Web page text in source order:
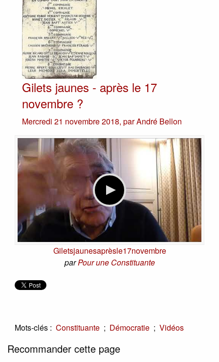
Gilets jaunes - après le 17
novembre ?
Mercredi 21 novembre 2018, parAndré Bellon
Giletsjaunesaprèsle17novembre
parPour une Constituante
Mots-clés : Constituante ; Démocratie ; Vidéos
Recommander cette page